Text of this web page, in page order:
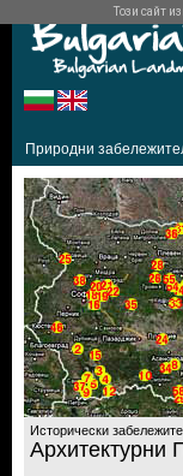
Природни
Исторически
Архитектурни
Този сайт